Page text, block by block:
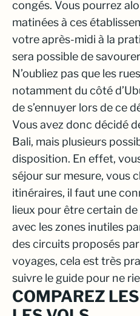
congés. Vous pourrez
matinées à ces
votre après-midi à la
sera possible de
N’oubliez pas que les
notamment du côté
de s’ennuyer lors de ce
Vous avez donc décidé
Bali, mais plusieurs
disposition. En effet,
séjour sur mesure, vous
itinéraires, il faut une
lieux pour être certain
avec les zones inutiles
des circuits proposés
voyages, cela est très
suivre le guide pour ne
COMPAREZ